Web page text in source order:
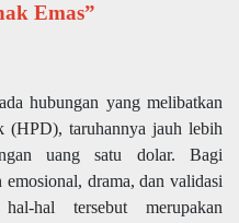
Emas”
hubungan yang melibatkan
(HPD), taruhannya jauh lebih
uang satu dolar. Bagi
drama, dan validasi
hal tersebut merupakan